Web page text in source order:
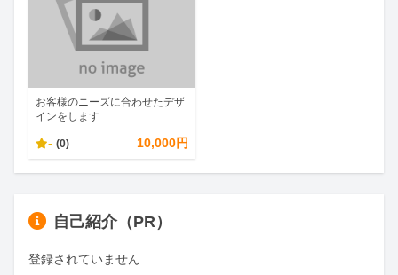
お客様のニーズに合わせたデザ
インをします
- (0) 10,000円
自己紹介（PR）
登録されていません